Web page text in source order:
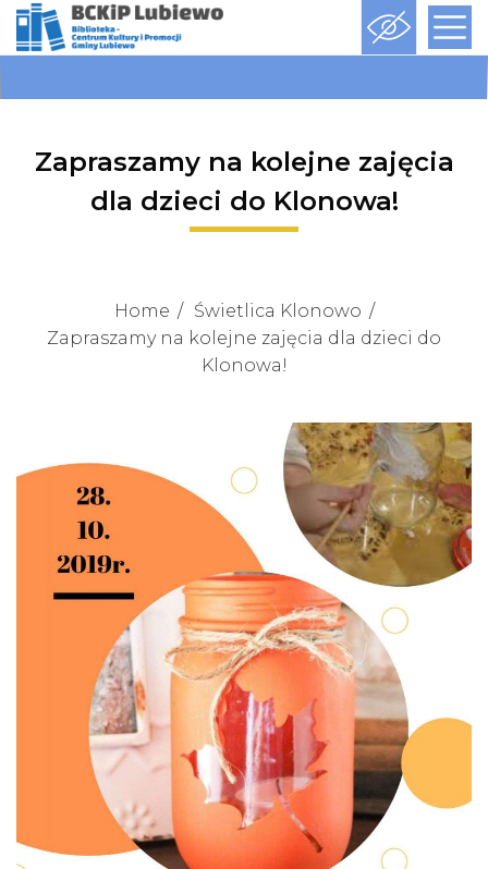
Zapraszamy na kolejne zajęcia
dla dzieci do Klonowa!
Home
Świetlica Klonowo
Zapraszamy na kolejne zajęcia dla dzieci do
Klonowa!